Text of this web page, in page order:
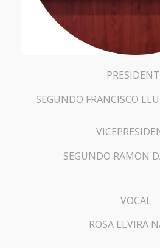
SEGUNDO FRANCISCO
SEGUNDO RAMON
VOCAL
ROSA ELVIRA